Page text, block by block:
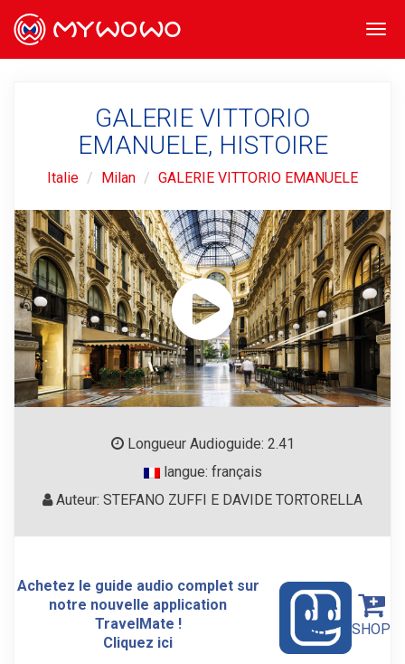
GALERIE VITTORIO
EMANUELE, HISTOIRE
Italie Milan GALERIE VITTORIO EMANUELE
Longueur Audioguide: 2.41
langue: français
Auteur: STEFANO ZUFFI E DAVIDE TORTORELLA
Achetez le guide audio complet sur
notre nouvelle application
TravelMate !
Cliquez ici
SHOP